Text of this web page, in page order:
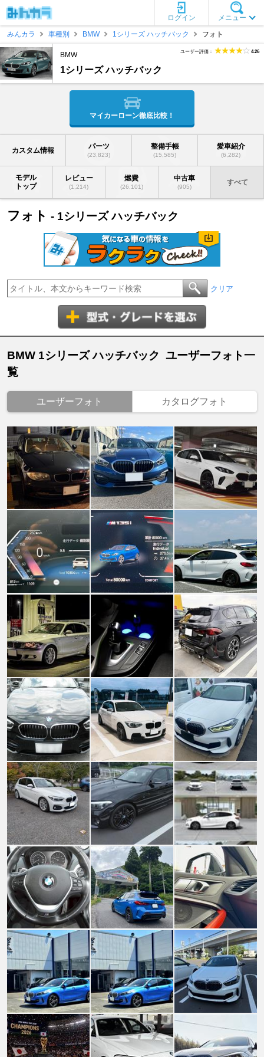
メニュー
ログイン
みんカラ
車種別 BMW 1シリーズ ハッチバック フォト
BMW
1シリーズ ハッチバック
ユーザー評価： 4.26
マイカーローン徹底比較！
カスタム情報 パーツ
(23,823)
整備手帳
(15,585)
愛車紹介
(6,282)
モデル
トップ
レビュー
(1,214)
燃費
(26,101)
中古車
(905)
すべて
フォト - 1シリーズ ハッチバック
クリア
BMW 1シリーズ ハッチバック ユーザーフォト一
覧
ユーザーフォト カタログフォト